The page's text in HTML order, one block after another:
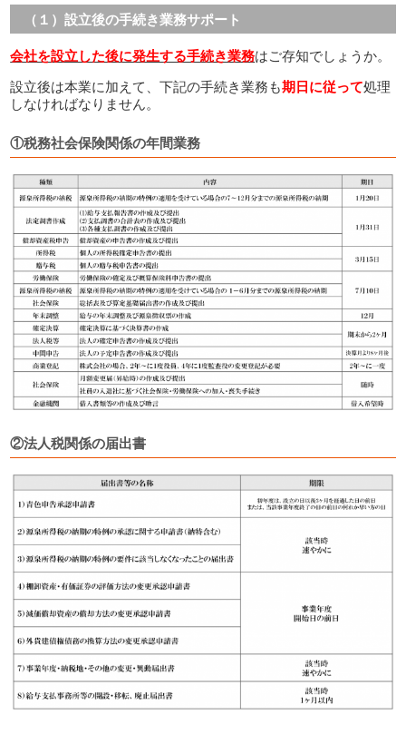
（１）設立後の手続き業務サポート
会社を設立した後に発生する手続き業務はご存知でしょうか。
設立後は本業に加えて、下記の手続き業務も期日に従って処理
しなければなりません。
①税務社会保険関係の年間業務
②法人税関係の届出書